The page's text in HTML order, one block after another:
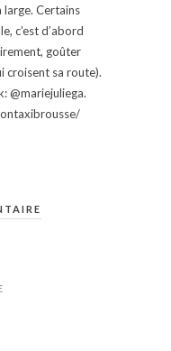
large. Certains
c’est d’abord
goûter
croisent sa route).
@mariejuliega.